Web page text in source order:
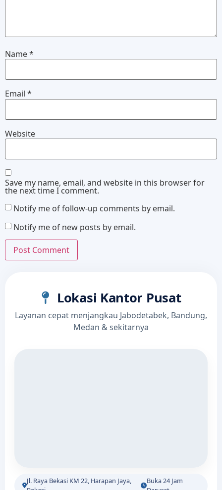
Name*
Email *
Website
Save my name, email, and website in this browser for
the next time I comment.
Notify me of follow-up comments by email.
Notify me of new posts by email.
Lokasi Kantor Pusat
Layanan cepat menjangkau Jabodetabek, Bandung,
Medan & sekitarnya
Jl. Raya Bekasi KM 22, Harapan Jaya,
Buka 24 Jam